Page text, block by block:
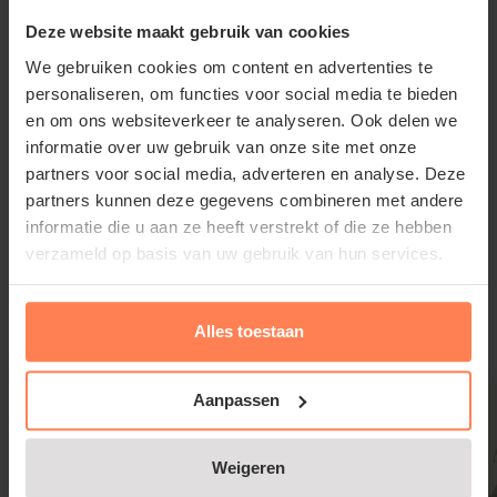
Deze website maakt gebruik van cookies
We gebruiken cookies om content en advertenties te
personaliseren, om functies voor social media te bieden
en om ons websiteverkeer te analyseren. Ook delen we
informatie over uw gebruik van onze site met onze
partners voor social media, adverteren en analyse. Deze
partners kunnen deze gegevens combineren met andere
informatie die u aan ze heeft verstrekt of die ze hebben
verzameld op basis van uw gebruik van hun services.
Alles toestaan
Aanpassen
Weigeren
Standplaats Hydrangea quercifolia
Ruby Slippers
De Hydrangea quercifolia Ruby Slippers kan zowel in
de zon als in de schaduw aangeplant worden. De
bijzondere verkleuring van de bloemen is echter het
mooist op een zonnige of half beschaduwde
standplaats.
Hydrangea quercifolia Ruby Slippers
snoeien en onderhouden
Geef deze tuinplant wat tuinturf bij het planten. Dit
zorgt voor een goede voedingsbodem en verzuurt
de bodem waardoor de verkleuring vaak nog
intenser is. Knip Hydrangea quercifolia 'Ruby
Lees meer